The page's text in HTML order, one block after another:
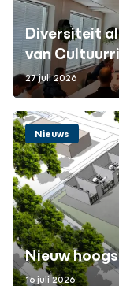
Diversiteit
van
27 juli 2026
Nieuw
Nieuws
16 juli 2026